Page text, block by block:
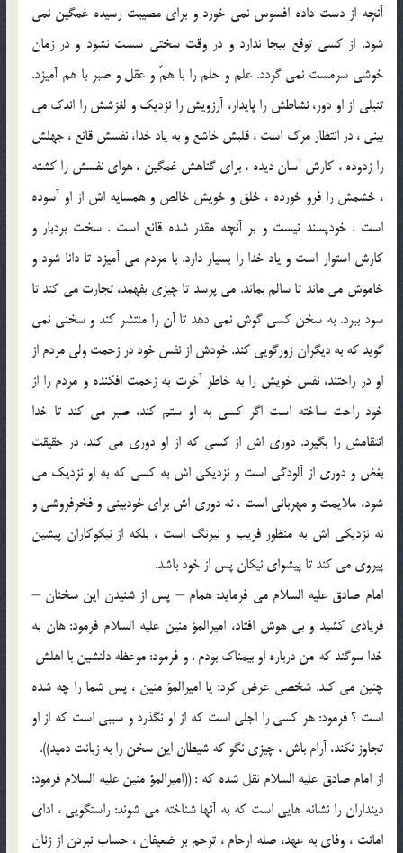
آنچه از دست داده افسوس نمى خورد و براى مصيبت رسيده غمگين نمى
شود. از كسى توقع بيجا ندارد و در وقت سختى سست نشود و در زمان
خوشى سرمست نمى گردد. علم و حلم را با همّ و عقل و صبر با هم آميزد.
تنبلى از او دور، نشاطش را پايدار، آرزويش را نزديك و لغزشش را اندك مى
بينى ، در انتظار مرگ است ، قلبش خاشع و به ياد خدا، نفسش قانع ، جهلش
را زدوده ، كارش آسان ديده ، براى گناهش غمگين ، هواى نفسش را كشته
، خشمش را فرو خورده ، خلق و خويش خالص و همسايه اش از او آسوده
است . خودپسند نيست و بر آنچه مقدر شده قانع است . سخت بردبار و
كارش استوار است و ياد خدا را بسيار دارد. با مردم مى آميزد تا دانا شود و
خاموش مى ماند تا سالم بماند. مى پرسد تا چيزى بفهمد، تجارت مى كند تا
سود ببرد. به سخن كسى گوش نمى دهد تا آن را منتشر كند و سخنى نمى
گويد كه به ديگران زورگويى كند. خودش از نفس خود در زحمت ولى مردم از
او در راحتند، نفس خويش را به خاطر آخرت به زحمت افكنده و مردم را از
خود راحت ساخته است اگر كسى به او ستم كند، صبر مى كند تا خدا
انتقامش را بگيرد. دورى اش از كسى كه از او دورى مى كند، در حقيقت
بغض و دورى از آلودگى است و نزديكى اش به كسى كه به او نزديك مى
شود، ملايمت و مهربانى است ، نه دورى اش براى خودبينى و فخرفروشى و
نه نزديكى اش به منظور فريب و نيرنگ است ، بلكه از نيكوكاران پيشين
پيروى مى كند تا پيشواى نيكان پس از خود باشد.
امام صادق عليه السلام مى فرمايد: همام – پس از شنيدن اين سخنان –
فريادى كشيد و بى هوش افتاد، اميرالمؤ منين عليه السلام فرمود: هان به
خدا سوگند كه من درباره او بيمناك بودم . و فرمود: موعظه دلنشين با اهلش ‍
چنين مى كند. شخصى عرض كرد: يا اميرالمؤ منين ، پس شما را چه شده
است ؟ فرمود: هر كسى را اجلى است كه از او نگذرد و سببى است كه از او
تجاوز نكند، آرام باش ، چيزى نگو كه شيطان اين سخن را به زبانت دميد)).
از امام صادق عليه السلام نقل شده كه : ((اميرالمؤ منين عليه السلام فرمود:
دينداران را نشانه هايى است كه به آنها شناخته مى شوند: راستگويى ، اداى
امانت ، وفاى به عهد، صله ارحام ، ترحم بر ضعيفان ، حساب نبردن از زنان